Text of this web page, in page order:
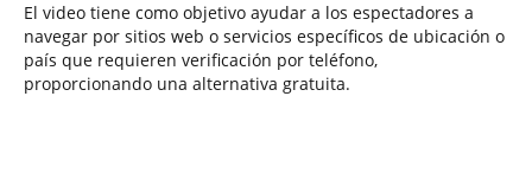
El video tiene como objetivo ayudar a los espectadores a
navegar por sitios web o servicios específicos de ubicación o
país que requieren verificación por teléfono,
proporcionando una alternativa gratuita.